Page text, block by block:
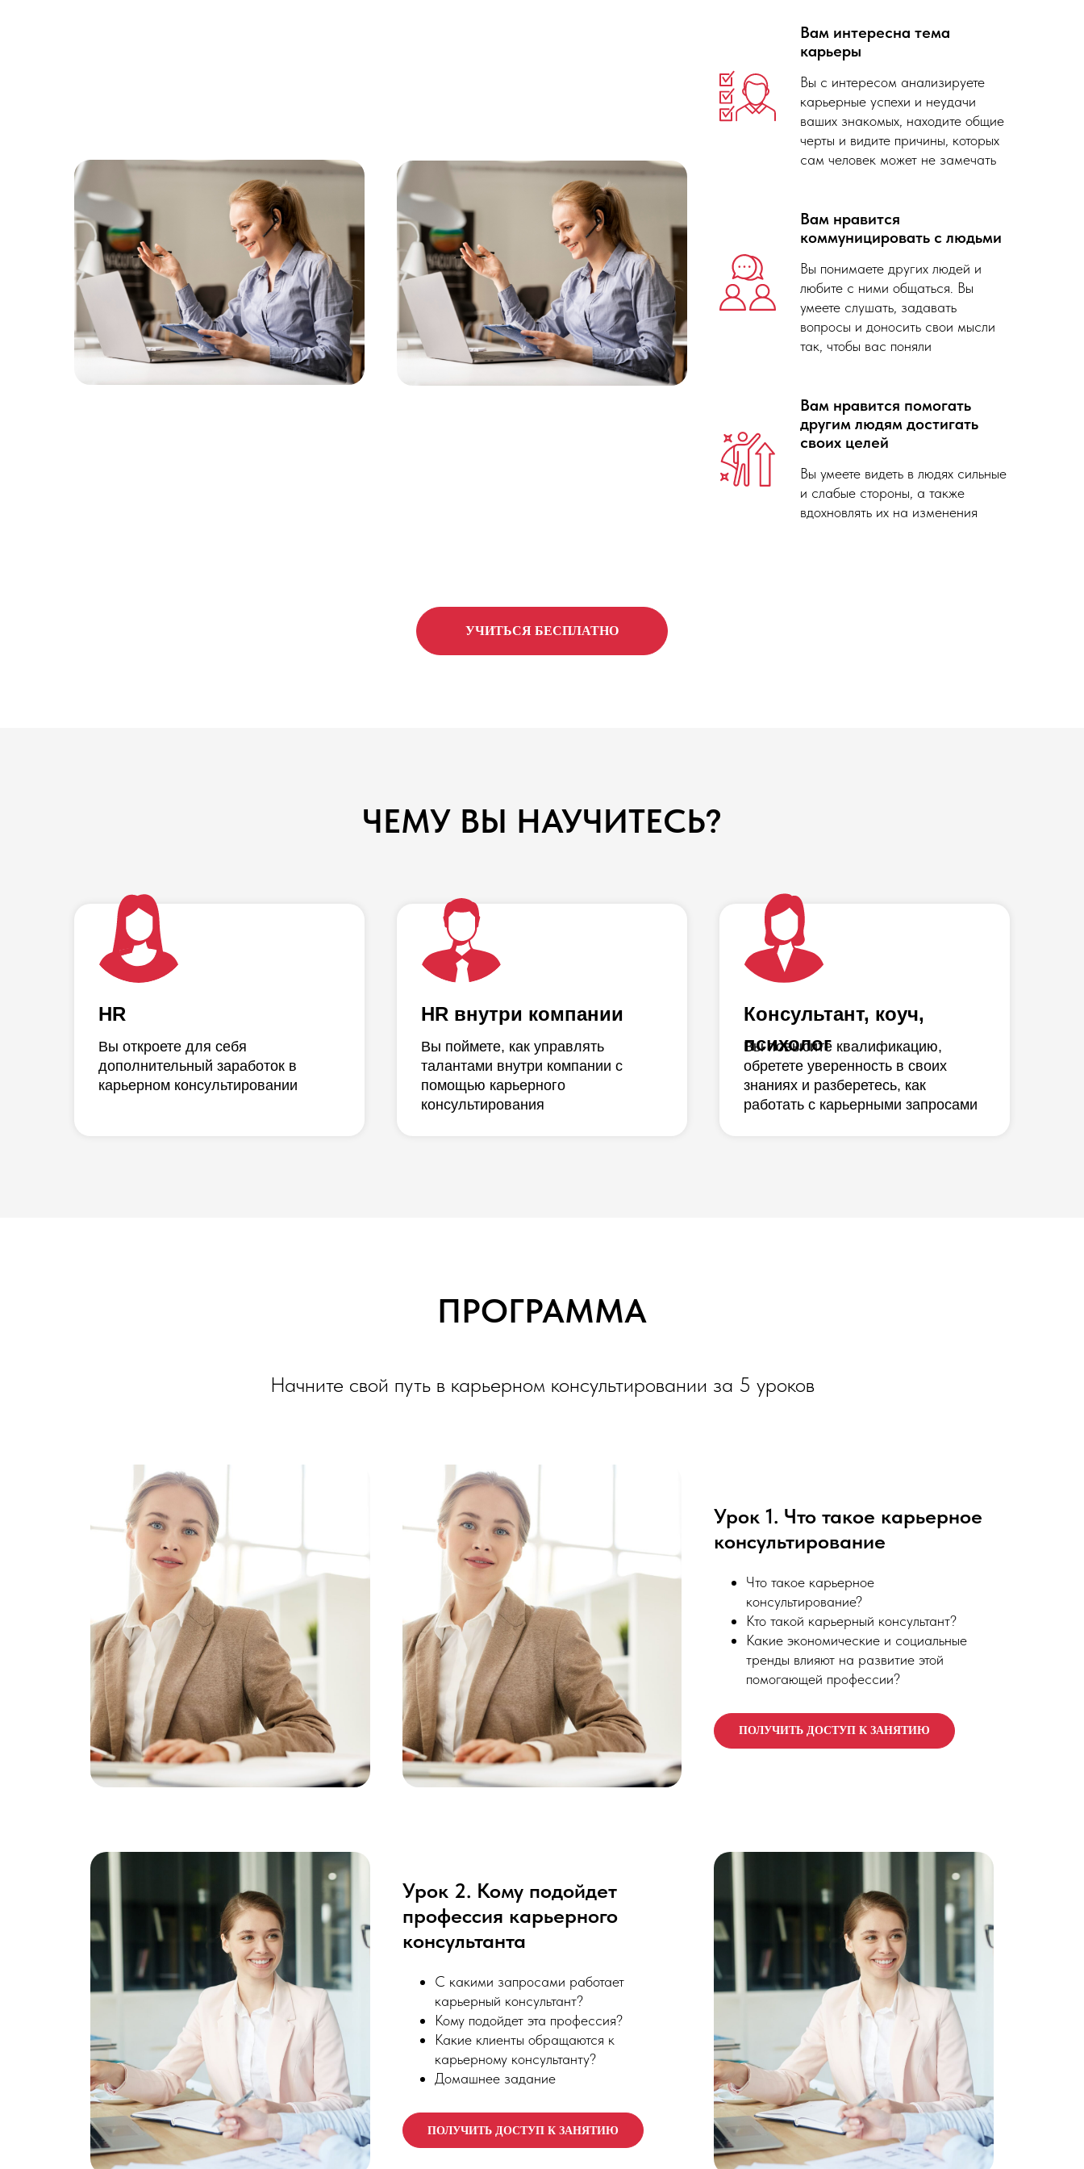
Вам интересна тема
карьеры
Вы с интересом анализируете
карьерные успехи и неудачи
ваших знакомых, находите общие
черты и видите причины, которых
сам человек может не замечать
Вам нравится
коммуницировать с людьми
Вы понимаете других людей и
любите с ними общаться. Вы
умеете слушать, задавать
вопросы и доносить свои мысли
так, чтобы вас поняли
Вам нравится помогать
другим людям достигать
своих целей
Вы умеете видеть в людях сильные
и слабые стороны, а также
вдохновлять их на изменения
УЧИТЬСЯ БЕСПЛАТНО
ЧЕМУ ВЫ НАУЧИТЕСЬ?
HR
Вы откроете для себя
дополнительный заработок в
карьерном консультировании
Вы поймете, как управлять
талантами внутри компании с
помощью карьерного
консультирования
HR внутри компании
Консультант, коуч,
психолог
Вы повысите квалификацию,
обретете уверенность в своих
знаниях и разберетесь, как
работать с карьерными запросами
ПРОГРАММА
Начните свой путь в карьерном консультировании за 5 уроков
Урок 1. Что такое карьерное
консультирование
Что такое карьерное
консультирование?
Кто такой карьерный консультант?
Какие экономические и социальные
тренды влияют на развитие этой
помогающей профессии?
ПОЛУЧИТЬ ДОСТУП К ЗАНЯТИЮ
Урок 2. Кому подойдет
профессия карьерного
консультанта
С какими запросами работает
карьерный консультант?
Кому подойдет эта профессия?
Какие клиенты обращаются к
карьерному консультанту?
Домашнее задание
ПОЛУЧИТЬ ДОСТУП К ЗАНЯТИЮ